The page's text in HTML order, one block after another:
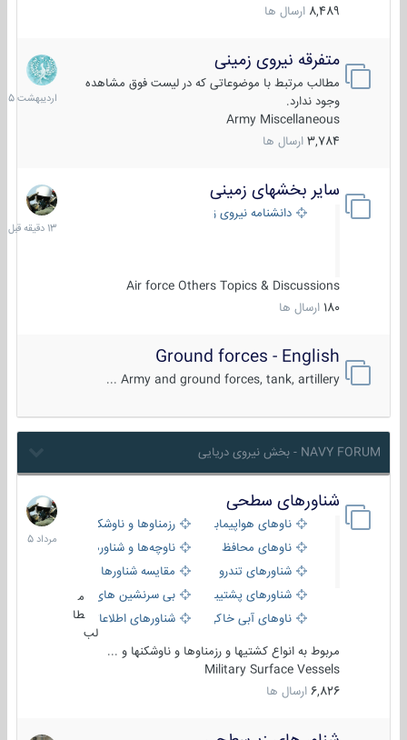
8,489 ارسال ها
متفرقه نیروی زمینی
مطالب مرتبط با موضوعاتی که در لیست فوق مشاهده
وجود ندارد.
Army Miscellaneous
3,784 ارسال ها
27
1405
سایر بخشهای زمینی
دانشنامه نیروی زمینی
Air force Others Topics & Discussions
180 ارسال ها
13
دقیقه
قبل
Ground forces - English
Army and ground forces, tank, artillery ...
NAVY FORUM - بخش نیروی دریایی
شناورهای سطحی
ناوهای هواپیمابر و بالگرد بررزمناوها و ناوشکن‌ها
ناوهای محافظ
ناوچه‌ها و شناورهای گشتی
شناورهای تندرو
مقایسه شناورها
شناورهای پشتیبانی
بی سرنشین های دریایی
ناوهای آبی خاکی و نیروبرشناورهای اطلاعاتی و جاسوسی
طا
لب
مربوط به انواع کشتیها و رزمناوها و ناوشکنها و ...
Military Surface Vessels
6,826 ارسال ها
2
مرداد
1405